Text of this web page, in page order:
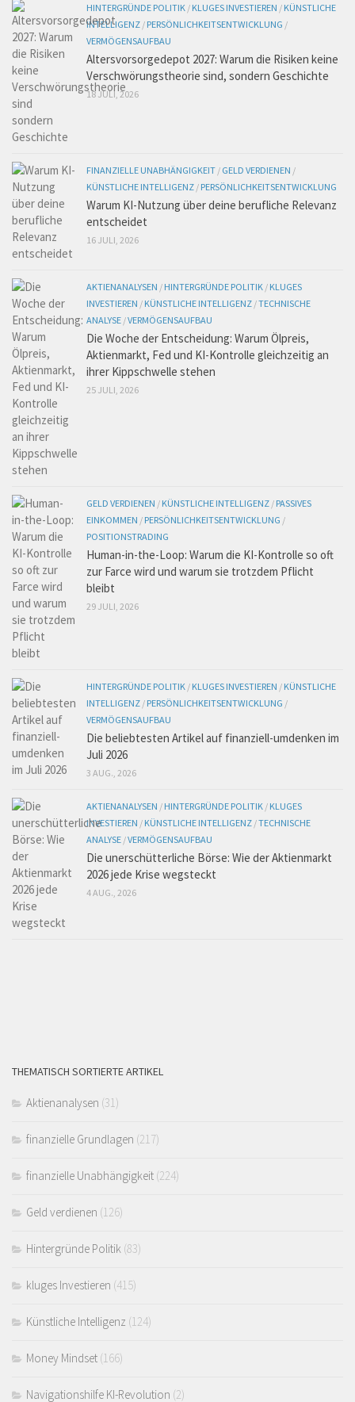
HINTERGRÜNDE POLITIK / KLUGES INVESTIEREN / KÜNSTLICHE
INTELLIGENZ / PERSÖNLICHKEITSENTWICKLUNG /
VERMÖGENSAUFBAU
Altersvorsorgedepot 2027: Warum die Risiken keine
Verschwörungstheorie sind, sondern Geschichte
18 JULI, 2026
FINANZIELLE UNABHÄNGIGKEIT / GELD VERDIENEN /
KÜNSTLICHE INTELLIGENZ / PERSÖNLICHKEITSENTWICKLUNG
Warum KI-Nutzung über deine berufliche Relevanz
entscheidet
16 JULI, 2026
AKTIENANALYSEN / HINTERGRÜNDE POLITIK / KLUGES
INVESTIEREN / KÜNSTLICHE INTELLIGENZ /TECHNISCHE
ANALYSE /VERMÖGENSAUFBAU
Die Woche der Entscheidung: Warum Ölpreis,
Aktienmarkt, Fed und KI-Kontrolle gleichzeitig an
ihrer Kippschwelle stehen
25 JULI, 2026
GELD VERDIENEN / KÜNSTLICHE INTELLIGENZ / PASSIVES
EINKOMMEN / PERSÖNLICHKEITSENTWICKLUNG /
POSITIONSTRADING
Human-in-the-Loop: Warum die KI-Kontrolle so oft
zur Farce wird und warum sie trotzdem Pflicht
bleibt
29 JULI, 2026
HINTERGRÜNDE POLITIK / KLUGES INVESTIEREN / KÜNSTLICHE
INTELLIGENZ / PERSÖNLICHKEITSENTWICKLUNG /
VERMÖGENSAUFBAU
Die beliebtesten Artikel auf finanziell-umdenken im
Juli 2026
3 AUG., 2026
AKTIENANALYSEN / HINTERGRÜNDE POLITIK / KLUGES
INVESTIEREN / KÜNSTLICHE INTELLIGENZ /TECHNISCHE
ANALYSE /VERMÖGENSAUFBAU
Die unerschütterliche Börse: Wie der Aktienmarkt
2026 jede Krise wegsteckt
4 AUG., 2026
THEMATISCH SORTIERTE ARTIKEL
Aktienanalysen (31)
finanzielle Grundlagen (217)
finanzielle Unabhängigkeit (224)
Geld verdienen (126)
Hintergründe Politik (83)
kluges Investieren (415)
Künstliche Intelligenz (124)
Money Mindset (166)
Navigationshilfe KI-Revolution (2)